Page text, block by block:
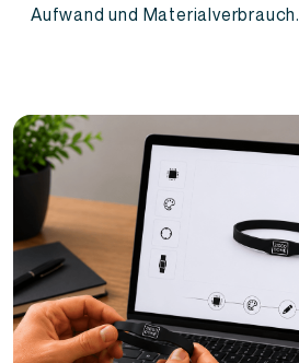
Aufwand und Materialverbrauch.